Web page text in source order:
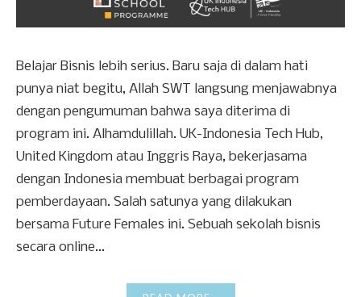
Belajar Bisnis lebih serius. Baru saja di dalam hati
punya niat begitu, Allah SWT langsung menjawabnya
dengan pengumuman bahwa saya diterima di
program ini. Alhamdulillah. UK-Indonesia Tech Hub,
United Kingdom atau Inggris Raya, bekerjasama
dengan Indonesia membuat berbagai program
pemberdayaan. Salah satunya yang dilakukan
bersama Future Females ini. Sebuah sekolah bisnis
secara online...